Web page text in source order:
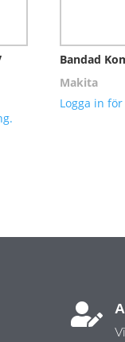
Bandad
Makita
Logga in
